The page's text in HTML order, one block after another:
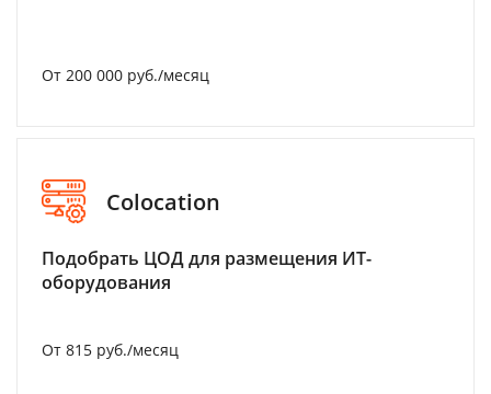
От 200 000 руб./месяц
Colocation
Подобрать ЦОД для размещения ИТ-
оборудования
От 815 руб./месяц